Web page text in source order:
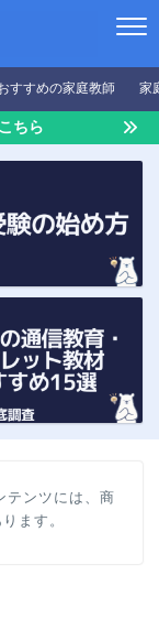
すすめの家庭教師 家
ちら
テンツには、商
ます。